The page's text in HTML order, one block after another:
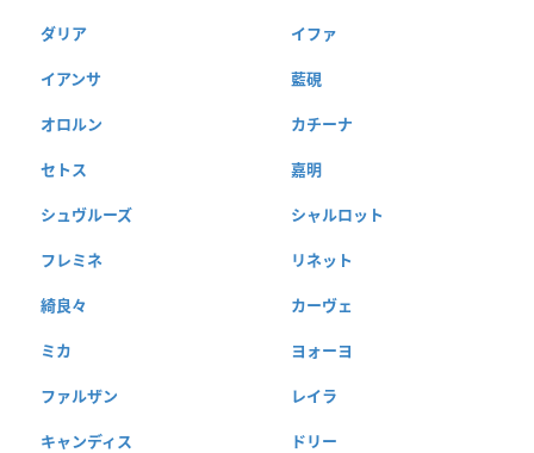
ダリア イファ
イアンサ 藍硯
オロルン カチーナ
セトス 嘉明
シュヴルーズ シャルロット
フレミネ リネット
綺良々 カーヴェ
ミカ ヨォーヨ
ファルザン レイラ
キャンディス ドリー